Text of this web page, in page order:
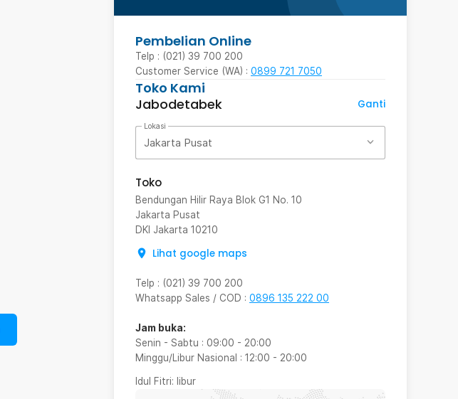
Pembelian Online
Telp : (021) 39 700 200
Customer Service (WA) : 0899 721 7050
Toko Kami
Jabodetabek
Ganti
Lokasi
Jakarta Pusat
Toko
Bendungan Hilir Raya Blok G1 No. 10
Jakarta Pusat
DKI Jakarta 10210
Lihat google maps
Telp : (021) 39 700 200
Whatsapp Sales / COD : 0896 135 222 00
Jam buka:
Senin - Sabtu : 09:00 - 20:00
Minggu/Libur Nasional : 12:00 - 20:00
Idul Fitri: libur